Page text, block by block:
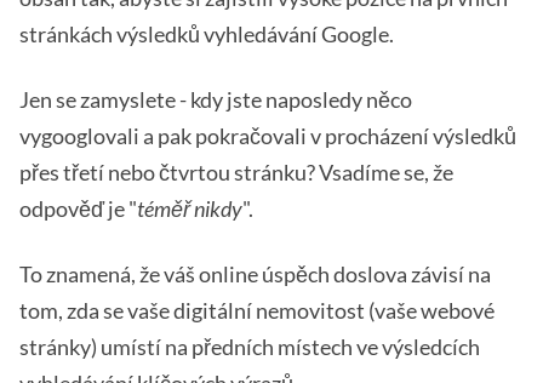
stránkách výsledků vyhledávání Google.
Jen se zamyslete - kdy jste naposledy něco
vygooglovali a pak pokračovali v procházení výsledků
přes třetí nebo čtvrtou stránku? Vsadíme se, že
odpověď je "téměř nikdy".
To znamená, že váš online úspěch doslova závisí na
tom, zda se vaše digitální nemovitost (vaše webové
stránky) umístí na předních místech ve výsledcích